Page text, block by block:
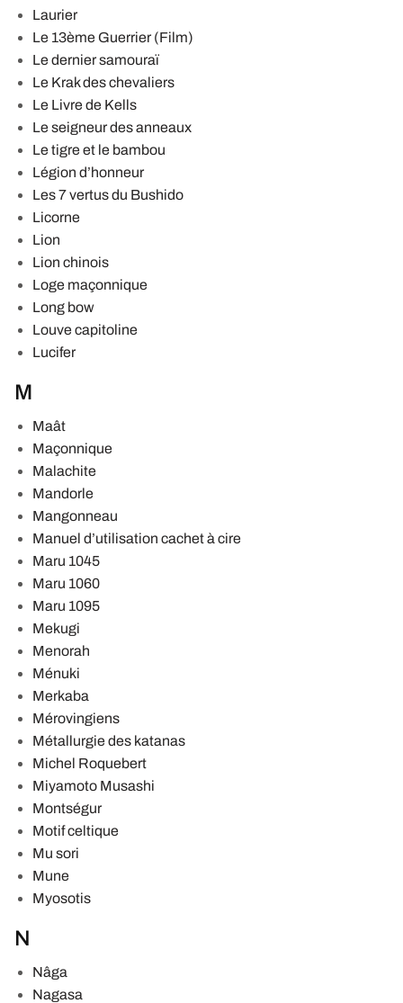
Laurier
Le 13ème Guerrier (Film)
Le dernier samouraï
Le Krak des chevaliers
Le Livre de Kells
Le seigneur des anneaux
Le tigre et le bambou
Légion d’honneur
Les 7 vertus du Bushido
Licorne
Lion
Lion chinois
Loge maçonnique
Long bow
Louve capitoline
Lucifer
M
Maât
Maçonnique
Malachite
Mandorle
Mangonneau
Manuel d’utilisation cachet à cire
Maru 1045
Maru 1060
Maru 1095
Mekugi
Menorah
Ménuki
Merkaba
Mérovingiens
Métallurgie des katanas
Michel Roquebert
Miyamoto Musashi
Montségur
Motif celtique
Mu sori
Mune
Myosotis
N
Nâga
Nagasa